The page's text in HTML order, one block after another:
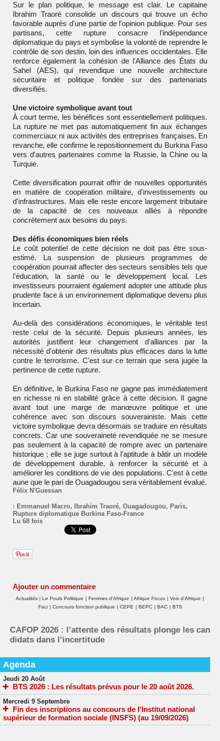
Sur le plan politique, le message est clair. Le capitaine
Ibrahim Traoré consolide un discours qui trouve un écho
favorable auprès d'une partie de l'opinion publique. Pour ses
partisans, cette rupture consacre l'indépendance
diplomatique du pays et symbolise la volonté de reprendre le
contrôle de son destin, loin des influences occidentales. Elle
renforce également la cohésion de l'Alliance des États du
Sahel (AES), qui revendique une nouvelle architecture
sécuritaire et politique fondée sur des partenariats
diversifiés.
Une victoire symbolique avant tout
À court terme, les bénéfices sont essentiellement politiques.
La rupture ne met pas automatiquement fin aux échanges
commerciaux ni aux activités des entreprises françaises. En
revanche, elle confirme le repositionnement du Burkina Faso
vers d'autres partenaires comme la Russie, la Chine ou la
Turquie.
Cette diversification pourrait offrir de nouvelles opportunités
en matière de coopération militaire, d'investissements ou
d'infrastructures. Mais elle reste encore largement tributaire
de la capacité de ces nouveaux alliés à répondre
concrètement aux besoins du pays.
Des défis économiques bien réels
Le coût potentiel de cette décision ne doit pas être sous-
estimé. La suspension de plusieurs programmes de
coopération pourrait affecter des secteurs sensibles tels que
l'éducation, la santé ou le développement local. Les
investisseurs pourraient également adopter une attitude plus
prudente face à un environnement diplomatique devenu plus
incertain.
Au-delà des considérations économiques, le véritable test
reste celui de la sécurité. Depuis plusieurs années, les
autorités justifient leur changement d'alliances par la
nécessité d'obtenir des résultats plus efficaces dans la lutte
contre le terrorisme. C'est sur ce terrain que sera jugée la
pertinence de cette rupture.
En définitive, le Burkina Faso ne gagne pas immédiatement
en richesse ni en stabilité grâce à cette décision. Il gagne
avant tout une marge de manœuvre politique et une
cohérence avec son discours souverainiste. Mais cette
victoire symbolique devra désormais se traduire en résultats
concrets. Car une souveraineté revendiquée ne se mesure
pas seulement à la capacité de rompre avec un partenaire
historique ; elle se juge surtout à l'aptitude à bâtir un modèle
de développement durable, à renforcer la sécurité et à
améliorer les conditions de vie des populations. C'est à cette
aune que le pari de Ouagadougou sera véritablement évalué.
Félix N'Guessan
: Emmanuel Macro, Ibrahim Traoré, Ouagadougou, Paris,
Rupture diplomatique Burkina Faso-France
Lu 68 fois
Ajouter un commentaire
Actualités | Le Pouls Politique | Femmes d'Afrique | Afrique Focus | Voix d'Afrique |
Faci | Concours fonction publique | CEPE | BEPC | BAC | BTS
CAFOP 2026 : l’attente des résultats plonge les can
didats dans l’incertitude
Agenda
Jeudi 20 Août
BTS 2026 : Les résultats prévus pour le 20 août 2026.
Mercredi 9 Septembre
Fin des inscriptions au concours de l'Institut national
supérieur de formation sociale (INSFS) (au 19/09/2026)